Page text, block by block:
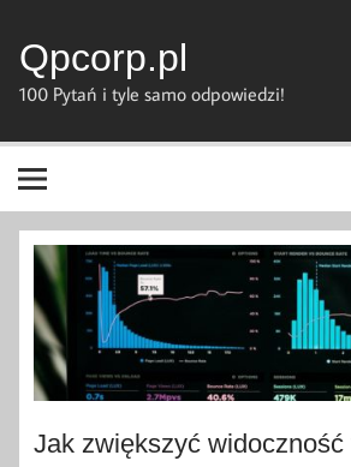
content
Qpcorp.pl
100 Pytań i tyle samo odpowiedzi!
Jak zwiększyć widoczność